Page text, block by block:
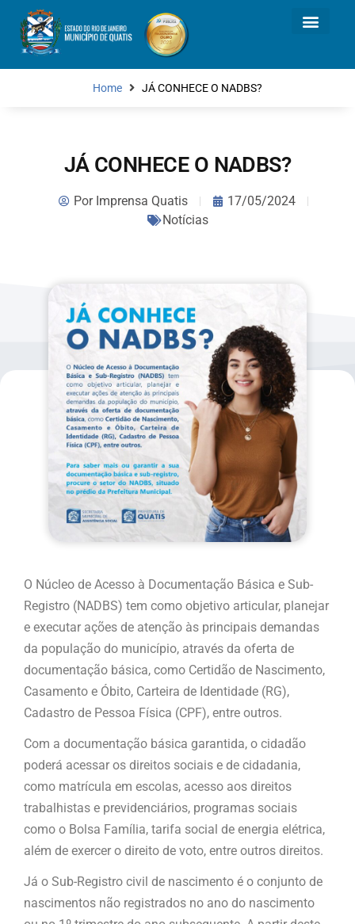
Home JÁ CONHECE O NADBS?
JÁ CONHECE O NADBS?
PorImprensa Quatis
17/05/2024
Notícias
O Núcleo de Acesso à Documentação Básica e Sub-
Registro (NADBS) tem como objetivo articular, planejar
e executar ações de atenção às principais demandas
da população do município, através da oferta de
documentação básica, como Certidão de Nascimento,
Casamento e Óbito, Carteira de Identidade (RG),
Cadastro de Pessoa Física (CPF), entre outros.
Com a documentação básica garantida, o cidadão
poderá acessar os direitos sociais e de cidadania,
como matrícula em escolas, acesso aos direitos
trabalhistas e previdenciários, programas sociais
como o Bolsa Família, tarifa social de energia elétrica,
além de exercer o direito de voto, entre outros direitos.
Já o Sub-Registro civil de nascimento é o conjunto de
nascimentos não registrados no ano do nascimento